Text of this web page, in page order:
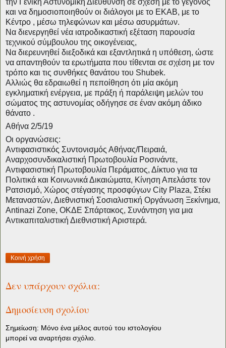
και να δημοσιοποιηθούν οι διάλογοι με το ΕΚΑΒ, με το
Κέντρο , μέσω τηλεφώνων και μέσω ασυρμάτων.
Να διενεργηθεί νέα ιατροδικαστική εξέταση παρουσία
τεχνικού σύμβουλου της οικογένειας,
Να διερευνηθεί διεξοδικά και εξαντλητικά η υπόθεση, ώστε
να απαντηθούν τα ερωτήματα που τίθενται σε σχέση με τον
τρόπο και τις συνθήκες θανάτου του Shubek.
Αλλιώς θα εδραιωθεί η πεποίθηση ότι μία ακόμη
εγκληματική ενέργεια, με πράξη ή παράλειψη μελών του
σώματος της αστυνομίας οδήγησε σε έναν ακόμη άδικο
θάνατο .
Αθήνα 2/5/19
Οι οργανώσεις:
Αντιφασιστικός Συντονισμός Αθήνας/Πειραιά,
Αναρχοσυνδικαλιστική Πρωτοβουλία Ροσινάντε,
Αντιφασιστική Πρωτοβουλία Περάματος, Δίκτυο για τα
Πολιτικά και Κοινωνικά Δικαιώματα, Κίνηση Απελάστε τον
Ρατσισμό, Χώρος στέγασης προσφύγων City Plaza, Στέκι
Μεταναστών, Διεθνιστική Σοσιαλιστική Οργάνωση Ξεκίνημα,
Αntinazi Zone, ΟΚΔΕ Σπάρτακος, Συνάντηση για μια
Αντικαπιταλιστική Διεθνιστική Αριστερά.
Κοινή χρήση
Δεν υπάρχουν σχόλια:
Δημοσίευση σχολίου
Σημείωση: Μόνο ένα μέλος αυτού του ιστολογίου
μπορεί να αναρτήσει σχόλιο.